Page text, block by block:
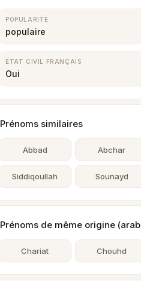
POPULARITÉ
populaire
ÉTAT CIVIL FRANÇAIS
Oui
Prénoms similaires
Abbad Abchar
Siddiqoullah Sounayd
Prénoms de même origine
Chariat Chouhd